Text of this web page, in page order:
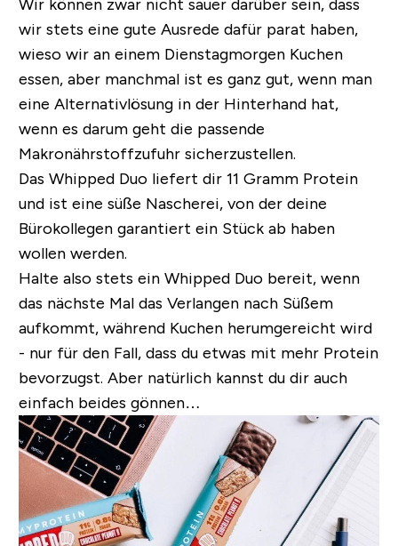
Wir können zwar nicht sauer darüber sein, dass
wir stets eine gute Ausrede dafür parat haben,
wieso wir an einem Dienstagmorgen Kuchen
essen, aber manchmal ist es ganz gut, wenn man
eine Alternativlösung in der Hinterhand hat,
wenn es darum geht die passende
Makronährstoffzufuhr sicherzustellen.
Das Whipped Duo liefert dir 11 Gramm Protein
und ist eine süße Nascherei, von der deine
Bürokollegen garantiert ein Stück ab haben
wollen werden.
Halte also stets ein Whipped Duo bereit, wenn
das nächste Mal das Verlangen nach Süßem
aufkommt, während Kuchen herumgereicht wird
- nur für den Fall, dass du etwas mit mehr Protein
bevorzugst. Aber natürlich kannst du dir auch
einfach beides gönnen…